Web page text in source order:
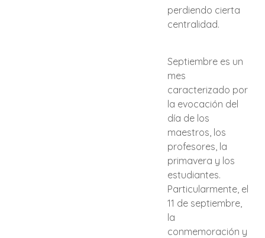
perdiendo cierta
centralidad.
Septiembre es un
mes
caracterizado por
la evocación del
día de los
maestros, los
profesores, la
primavera y los
estudiantes.
Particularmente, el
11 de septiembre,
la
conmemoración y